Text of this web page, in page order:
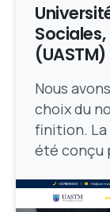
Nous
choix du
finition. La
été conçu